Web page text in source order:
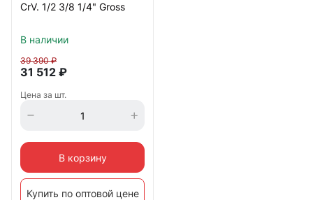
CrV. 1/2 3/8 1/4" Gross
В наличии
31 512 ₽
39 390₽
Цена за шт.
В корзину
Купить по оптовой цене